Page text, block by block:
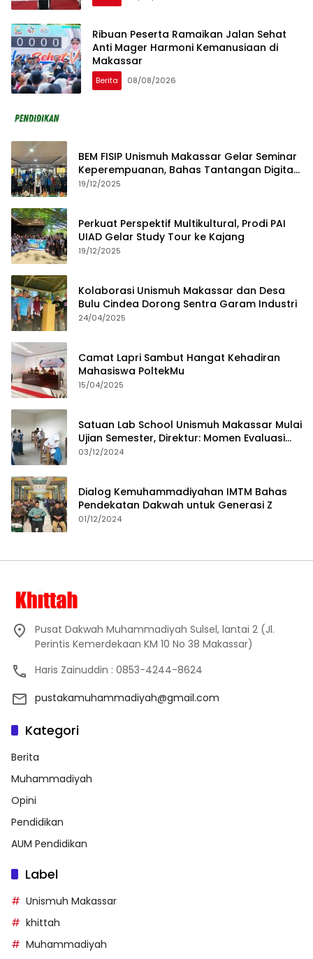
Ribuan Peserta Ramaikan Jalan Sehat
Anti Mager Harmoni Kemanusiaan di
Makassar
Berita 08/08/2026
BEM FISIP Unismuh Makassar Gelar Seminar
Keperempuanan, Bahas Tantangan Digital
dan Budaya Lokal
19/12/2025
Perkuat Perspektif Multikultural, Prodi PAI
UIAD Gelar Study Tour ke Kajang
19/12/2025
Kolaborasi Unismuh Makassar dan Desa
Bulu Cindea Dorong Sentra Garam Industri
24/04/2025
Camat Lapri Sambut Hangat Kehadiran
Mahasiswa PoltekMu
15/04/2025
Satuan Lab School Unismuh Makassar Mulai
Ujian Semester, Direktur: Momen Evaluasi
Proses Pembelajaran
03/12/2024
Dialog Kemuhammadiyahan IMTM Bahas
Pendekatan Dakwah untuk Generasi Z
01/12/2024
Pusat Dakwah Muhammadiyah Sulsel, lantai 2 (Jl.
Perintis Kemerdekaan KM 10 No 38 Makassar)
Haris Zainuddin : 0853-4244-8624
pustakamuhammadiyah@gmail.com
Kategori
Berita
Muhammadiyah
Opini
Pendidikan
AUM Pendidikan
Label
Unismuh Makassar
khittah
Muhammadiyah